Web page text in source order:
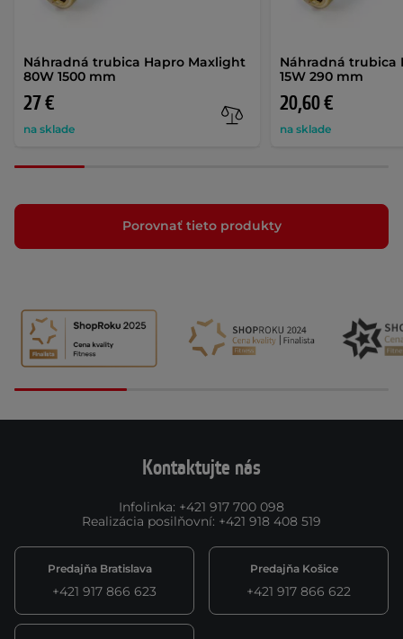
Náhradná trubica Hapro Maxlight
80W 1500 mm
27 €
na sklade
Náhradná trubica
15W 290 mm
20,60 €
na sklade
Porovnať tieto produkty
Kontaktujte nás
Infolinka: +421 917 700 098
Realizácia posilňovní: +421 918 408 519
Predajňa Bratislava
+421 917 866 623
Predajňa Košice
+421 917 866 622